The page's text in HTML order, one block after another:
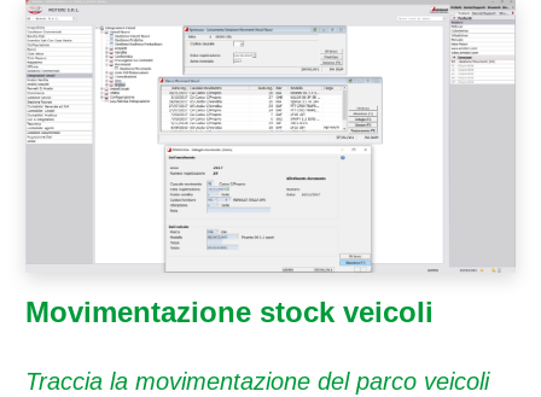
Movimentazione stock veicoli
Traccia la movimentazione del parco veicoli